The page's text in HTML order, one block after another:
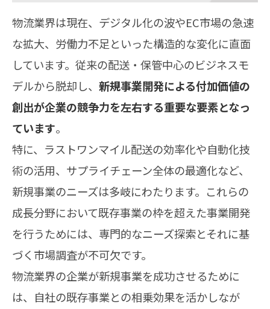
物流業界は現在、デジタル化の波やEC市場の急速
な拡大、労働力不足といった構造的な変化に直面
しています。従来の配送・保管中心のビジネスモ
デルから脱却し、 新規事業開発による付加価値の
創出が企業の競争力を左右する重要な要素となっ
ています。
特に、ラストワンマイル配送の効率化や自動化技
術の活用、サプライチェーン全体の最適化など、
新規事業のニーズは多岐にわたります。これらの
成長分野において既存事業の枠を超えた事業開発
を行うためには、専門的なニーズ探索とそれに基
づく市場調査が不可欠です。
物流業界の企業が新規事業を成功させるために
は、自社の既存事業との相乗効果を活かしなが